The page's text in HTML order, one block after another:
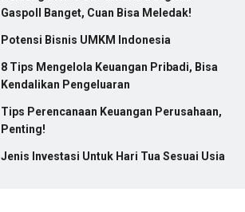
Gaspoll Banget, Cuan Bisa Meledak!
Potensi Bisnis UMKM Indonesia
8 Tips Mengelola Keuangan Pribadi, Bisa
Kendalikan Pengeluaran
Tips Perencanaan Keuangan Perusahaan,
Penting!
Jenis Investasi Untuk Hari Tua Sesuai Usia